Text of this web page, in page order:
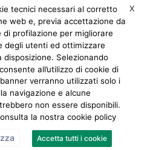
privacy
legali
Media Policy
X
tecnici necessari al corretto
web e, previa accettazione da
di profilazione per migliorare
degli utenti ed ottimizzare
disposizione. Selezionando
all’utilizzo di cookie di
verranno utilizzati solo i
navigazione e alcune
non essere disponibili.
la nostra cookie policy
Accetta tutti i cookie